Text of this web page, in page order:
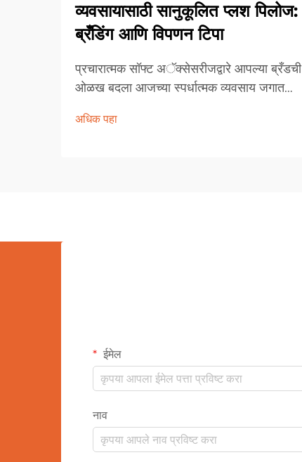
व्यवसायासाठी सानुकूलित प्लश पिलोज:
ब्रँडिंग आणि विपणन टिपा
प्रचारात्मक सॉफ्ट अॅक्सेसरीजद्वारे आपल्या ब्रँडची
ओळख बदला आजच्या स्पर्धात्मक व्यवसाय जगात
साहित्यापेक्षा जास्त काहीतरी आवश्यक आहे.
अधिक पहा
ईमेल
नाव